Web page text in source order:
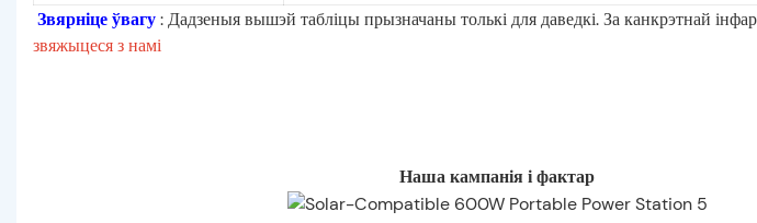
Звярніце ўвагу: Дадзеныя вышэй табліцы прызначаны толькі для даведкі. За канкрэтнай
звяжыцеся з намі
Наша кампанія і фактар